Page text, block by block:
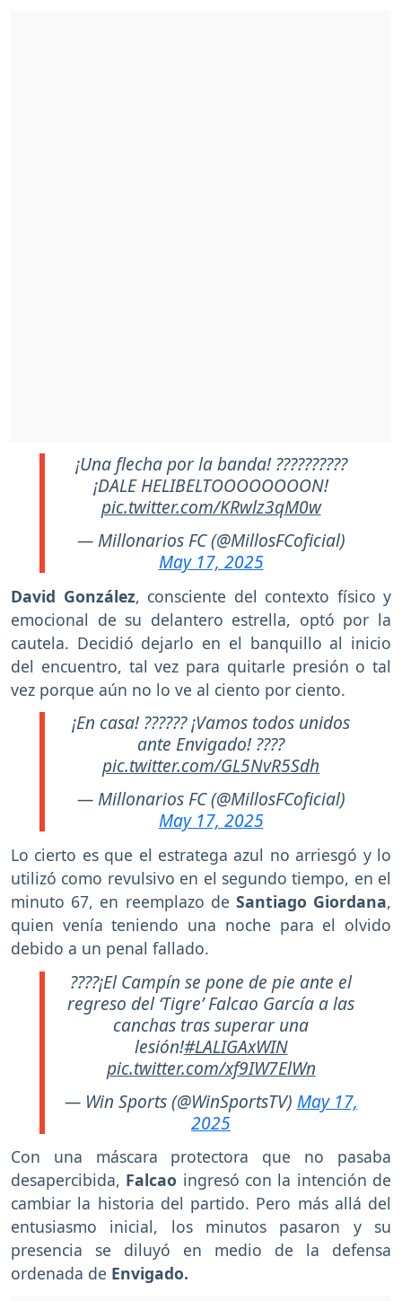
¡Una flecha por la banda! ??????????
¡DALE HELIBELTOOOOOOOON!
pic.twitter.com/KRwlz3qM0w
— Millonarios FC (@MillosFCoficial)
May 17, 2025
David González, consciente del contexto físico y
emocional de su delantero estrella, optó por la
cautela. Decidió dejarlo en el banquillo al inicio
del encuentro, tal vez para quitarle presión o tal
vez porque aún no lo ve al ciento por ciento.
¡En casa! ?????? ¡Vamos todos unidos
ante Envigado! ????
pic.twitter.com/GL5NvR5Sdh
— Millonarios FC (@MillosFCoficial)
May 17, 2025
Lo cierto es que el estratega azul no arriesgó y lo
utilizó como revulsivo en el segundo tiempo, en el
minuto 67, en reemplazo de Santiago Giordana,
quien venía teniendo una noche para el olvido
debido a un penal fallado.
????¡El Campín se pone de pie ante el
regreso del ‘Tigre’ Falcao García a las
canchas tras superar una
lesión!#LALIGAxWIN
pic.twitter.com/xf9IW7ElWn
— Win Sports (@WinSportsTV) May 17,
2025
Con una máscara protectora que no pasaba
desapercibida, Falcao ingresó con la intención de
cambiar la historia del partido. Pero más allá del
entusiasmo inicial, los minutos pasaron y su
presencia se diluyó en medio de la defensa
ordenada de Envigado.